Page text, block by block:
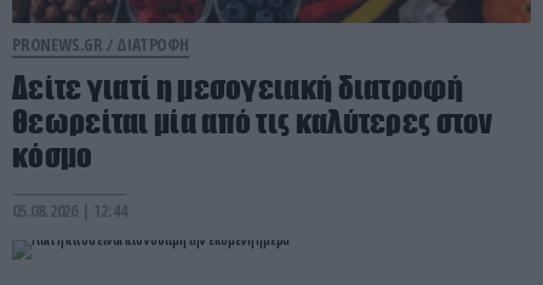
PRONEWS.GR / ΔΙΑΤΡΟΦΗ
Δείτε γιατί η μεσογειακή διατροφή
θεωρείται μία από τις καλύτερες στον
κόσμο
05.08.2026 | 12:44